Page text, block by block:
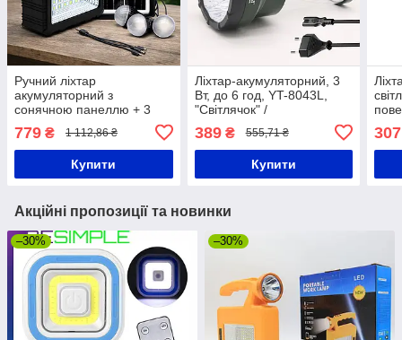
Ручний ліхтар
акумуляторний з
сонячною панеллю + 3
Чорний / Переносний
прожектор / Світлодіодний
779 ₴ 1 112,86 ₴
Купити
Ліхтар-акумуляторний, 3
Вт, до 6 год, YT-8043L,
"Світлячок" /
Світлодіодний ліхтар для
кемпінгу / Похідний ліхтар
/ Переносний
389₴ 555,71 ₴
Купити
307
Акційні пропозиції та новинки
–30% –30%